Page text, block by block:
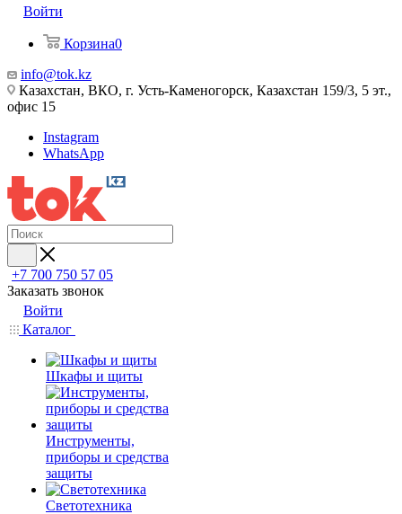
Войти
Корзина0
info@tok.kz
Казахстан, ВКО, г. Усть-Каменогорск, Казахстан 159/3, 5 эт.,
офис 15
Instagram
WhatsApp
+7 700 750 57 05
Заказать звонок
Войти
Каталог
Шкафы и щиты
Инструменты,
приборы и средства
защиты
Светотехника